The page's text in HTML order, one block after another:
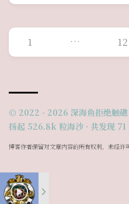
1 … 12
© 2022 - 2026 深海鱼拒绝触礁
扬起 526.8k 粒海沙 · 共发现 71
博客作者保留对文章内容的所有权利，未经许